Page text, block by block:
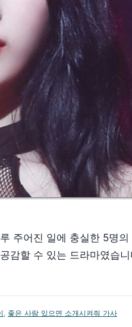
주어진 일에 충실한 5명의
감할 수 있는 드라마였습
, 좋은 사람 있으면 소개시켜줘 가사